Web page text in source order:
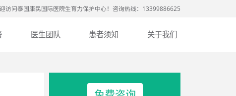
访问泰国康民国际医院生育力保护中心！咨询热线：13399886625
医生团队 患者须知 关于我们